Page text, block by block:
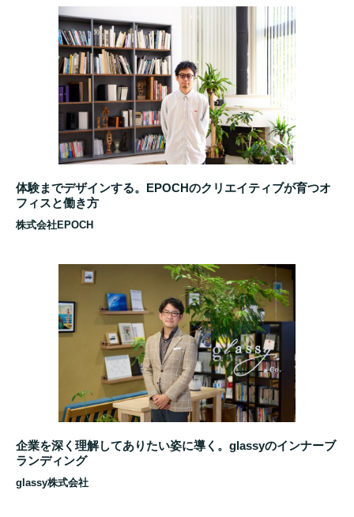
体験までデザインする。EPOCHのクリエイティブが育つオ
フィスと働き方
株式会社EPOCH
企業を深く理解してありたい姿に導く。glassyのインナーブ
ランディング
glassy株式会社